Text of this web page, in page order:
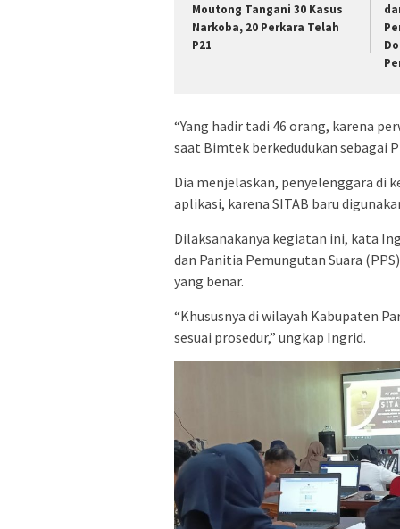
Moutong Tangani 30 Kasus
Narkoba, 20 Perkara Telah
P21
“Yang hadir tadi 46 orang, karena
saat Bimtek berkedudukan sebagai
Dia menjelaskan, penyelenggara di
aplikasi, karena SITAB baru
Dilaksanakanya kegiatan ini, kata
dan Panitia Pemungutan Suara
yang benar.
“Khususnya di wilayah Kabupaten
sesuai prosedur,” ungkap Ingrid.